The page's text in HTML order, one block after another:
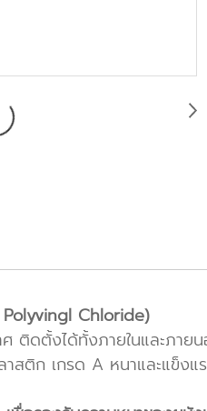
Chloride)
ติดตั้งได้ทั้งภายในและภาย
าสติก เกรด A หนาและแข็